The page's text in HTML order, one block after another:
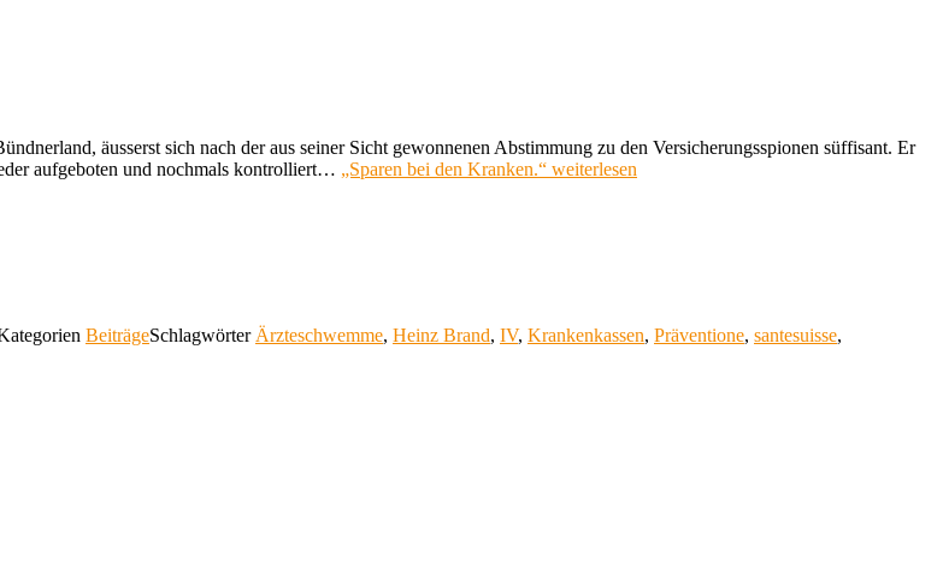
äusserst sich nach der aus seiner Sicht gewonnenen Abstimmung zu den Versicherungsspionen süffisant. Er
aufgeboten und nochmals kontrolliert… „Sparen bei den Kranken.“ weiterlesen
BeiträgeSchlagwörter Ärzteschwemme, Heinz Brand, IV, Krankenkassen, Präventione, santesuisse,